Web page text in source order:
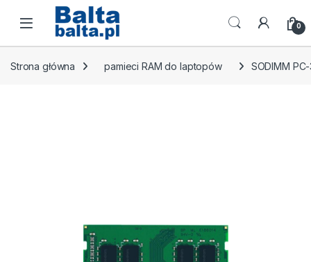
Skip to navigation
Skip to content
Open 0
Strona główna pamieci RAM do laptopów SODIMM